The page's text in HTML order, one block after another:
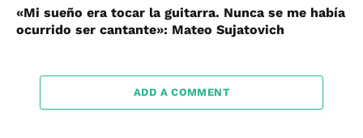
«Mi sueño era tocar la guitarra. Nunca se me había
ocurrido ser cantante»: Mateo Sujatovich
ADD A COMMENT